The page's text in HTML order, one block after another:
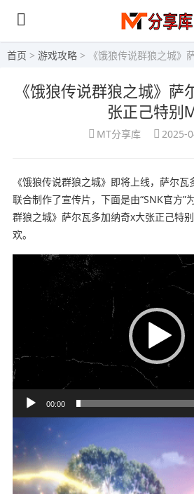
首页 > 游戏攻略 > 《饿狼传说群狼之城》萨尔
《饿狼传说群狼之城》萨
张正己特别
MT分享库 2025-
《饿狼传说群狼之城》即将上线，萨尔
联合制作了宣传片，下面是由“SNK官方”
群狼之城》萨尔瓦多加纳奇x大张正己特
欢。
00:00